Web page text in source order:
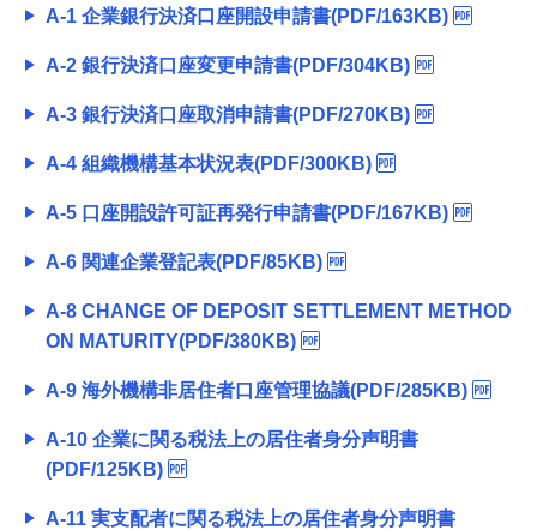
国際業務・外国為替取引
経営・事業支援
A-1 企業銀行決済口座開設申請書(PDF/163KB)
A-2 銀行決済口座変更申請書(PDF/304KB)
A-3 銀行決済口座取消申請書(PDF/270KB)
A-4 組織機構基本状況表(PDF/300KB)
A-5 口座開設許可証再発行申請書(PDF/167KB)
A-6 関連企業登記表(PDF/85KB)
A-8 CHANGE OF DEPOSIT SETTLEMENT METHOD
ON MATURITY(PDF/380KB)
A-9 海外機構非居住者口座管理協議(PDF/285KB)
A-10 企業に関る税法上の居住者身分声明書
(PDF/125KB)
A-11 実支配者に関る税法上の居住者身分声明書